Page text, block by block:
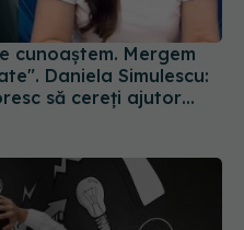
cunoaștem. Mergem
Daniela Simulescu:
să cereți ajutor
nu vă rușinați